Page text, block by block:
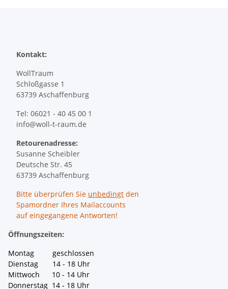
Kontakt:
WollTraum
Schloßgasse 1
63739 Aschaffenburg
Tel: 06021 - 40 45 00 1
info@woll-t-raum.de
Retourenadresse:
Susanne Scheibler
Deutsche Str. 45
63739 Aschaffenburg
Bitte überprüfen Sie unbedingt den
Spamordner Ihres Mailaccounts
auf eingegangene Antworten!
Öffnungszeiten:
Montag geschlossen
Dienstag 14 - 18 Uhr
Mittwoch 10 - 14 Uhr
Donnerstag 14 - 18 Uhr